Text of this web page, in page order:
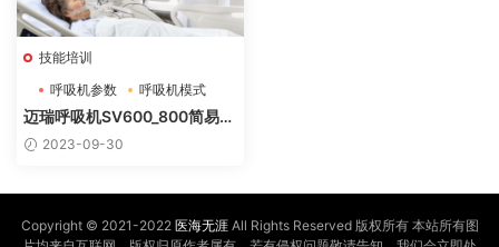
技能培训
呼吸机参数
呼吸机模式
机械通气
迈瑞呼吸机SV600_800简易操
作步骤及呼吸机模式参数设定
2023-09-30
Copyright © 2021-2022 医海无涯All Rights Reserved 版权所有 本站所有图